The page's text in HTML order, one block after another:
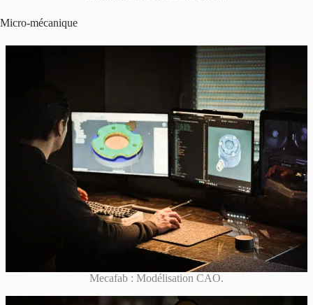
Micro-mécanique
Mecafab : Modélisation CAO.